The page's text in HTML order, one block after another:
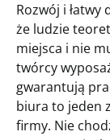
Rozwój i
że ludzie
miejsca i nie
twórcy
gwarantują
biura to jeden
firmy. Nie